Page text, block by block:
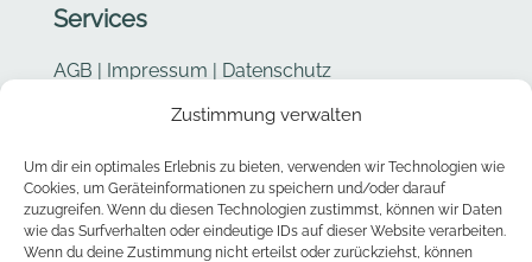
Zustimmung verwalten
Um dir ein optimales Erlebnis zu bieten, verwenden wir Technologien wie
Cookies, um Geräteinformationen zu speichern und/oder darauf
zuzugreifen. Wenn du diesen Technologien zustimmst, können wir Daten
wie das Surfverhalten oder eindeutige IDs auf dieser Website verarbeiten.
Wenn du deine Zustimmung nicht erteilst oder zurückziehst, können
Services
AGB Impressum Datenschutz
Cookie Richtlinie
Kontakt
Barbara Stucki